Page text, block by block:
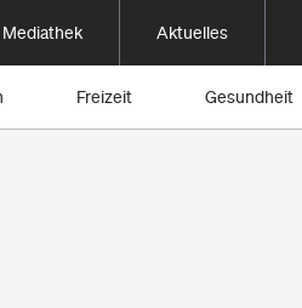
Mediathek Aktuelles
Freizeit Gesundheit